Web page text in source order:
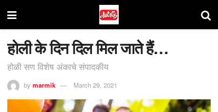
होली के दिन दिल मिल जाते हैं…
होळी सण विशेष अंकाचे संपादकीय
by marmik March 29, 2021